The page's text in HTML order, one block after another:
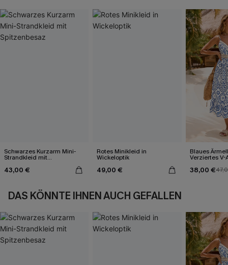
Schwarzes Kurzarm Mini-
Strandkleid mit
43,00 €
Rotes Minikleid in
Wickeloptik
49,00 €
Blaues
Verziertes
38,00 €
DAS KÖNNTE IHNEN AUCH GEFALLEN